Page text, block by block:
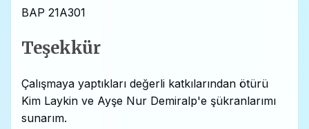
BAP 21A301
Teşekkür
Çalışmaya yaptıkları değerli katkılarından ötürü
Kim Laykin ve Ayşe Nur Demiralp'e şükranlarımı
sunarım.